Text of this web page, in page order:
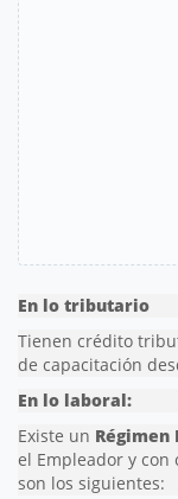
En lo tributario
Tienen crédito
de capacitación
En lo laboral:
Existe un Régimen
el Empleador y
son los siguientes: